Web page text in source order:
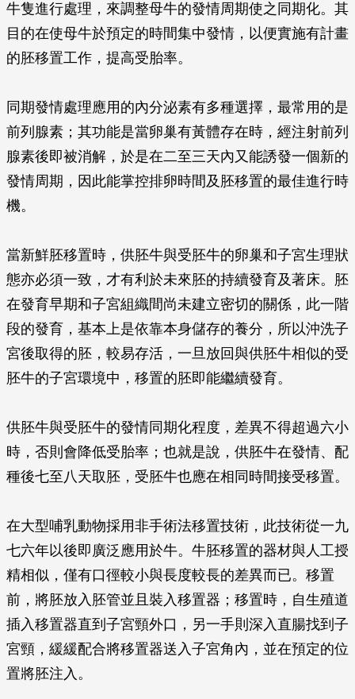
牛隻進行處理，來調整母牛的發情周期使之同期化。其
目的在使母牛於預定的時間集中發情，以便實施有計畫
的胚移置工作，提高受胎率。
同期發情處理應用的內分泌素有多種選擇，最常用的是
前列腺素；其功能是當卵巢有黃體存在時，經注射前列
腺素後即被消解，於是在二至三天內又能誘發一個新的
發情周期，因此能掌控排卵時間及胚移置的最佳進行時
機。
當新鮮胚移置時，供胚牛與受胚牛的卵巢和子宮生理狀
態亦必須一致，才有利於未來胚的持續發育及著床。胚
在發育早期和子宮組織間尚未建立密切的關係，此一階
段的發育，基本上是依靠本身儲存的養分，所以沖洗子
宮後取得的胚，較易存活，一旦放回與供胚牛相似的受
胚牛的子宮環境中，移置的胚即能繼續發育。
供胚牛與受胚牛的發情同期化程度，差異不得超過六小
時，否則會降低受胎率；也就是說，供胚牛在發情、配
種後七至八天取胚，受胚牛也應在相同時間接受移置。
在大型哺乳動物採用非手術法移置技術，此技術從一九
七六年以後即廣泛應用於牛。牛胚移置的器材與人工授
精相似，僅有口徑較小與長度較長的差異而已。移置
前，將胚放入胚管並且裝入移置器；移置時，自生殖道
插入移置器直到子宮頸外口，另一手則深入直腸找到子
宮頸，緩緩配合將移置器送入子宮角內，並在預定的位
置將胚注入。